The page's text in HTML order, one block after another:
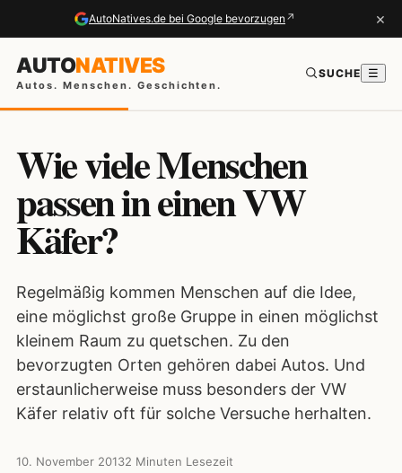
AutoNatives.de bei Google bevorzugen ↗ ×
AUTONATIVES
Autos. Menschen. Geschichten.
SUCHE ☰
Wie viele Menschen
passen in einen VW
Käfer?
Regelmäßig kommen Menschen auf die Idee,
eine möglichst große Gruppe in einen möglichst
kleinem Raum zu quetschen. Zu den
bevorzugten Orten gehören dabei Autos. Und
erstaunlicherweise muss besonders der VW
Käfer relativ oft für solche Versuche herhalten.
10. November 20132 Minuten Lesezeit